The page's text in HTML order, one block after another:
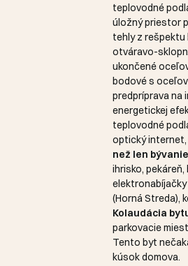
teplovodné
úložný priestor
tehly z rešpektu
otváravo-
ukončené
bodové s
predpríprava na
energetickej
teplovodné
optický
než len
ihrisko,
(Horná Streda),
Kolaudácia
parkovacie
Tento byt
kúsok domova.